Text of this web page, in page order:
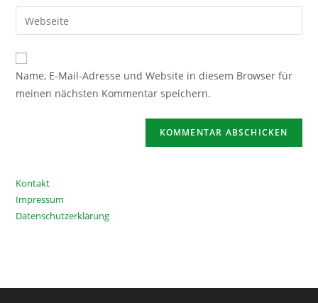
zum
Kommentieren
ein
E-
Mail-
zum
Kommentieren
ein
Gib
deine
Website-
URL
Name, E-Mail-Adresse und Website in diesem Browser für
meinen nächsten Kommentar speichern.
Kontakt
Impressum
Datenschutzerklärung